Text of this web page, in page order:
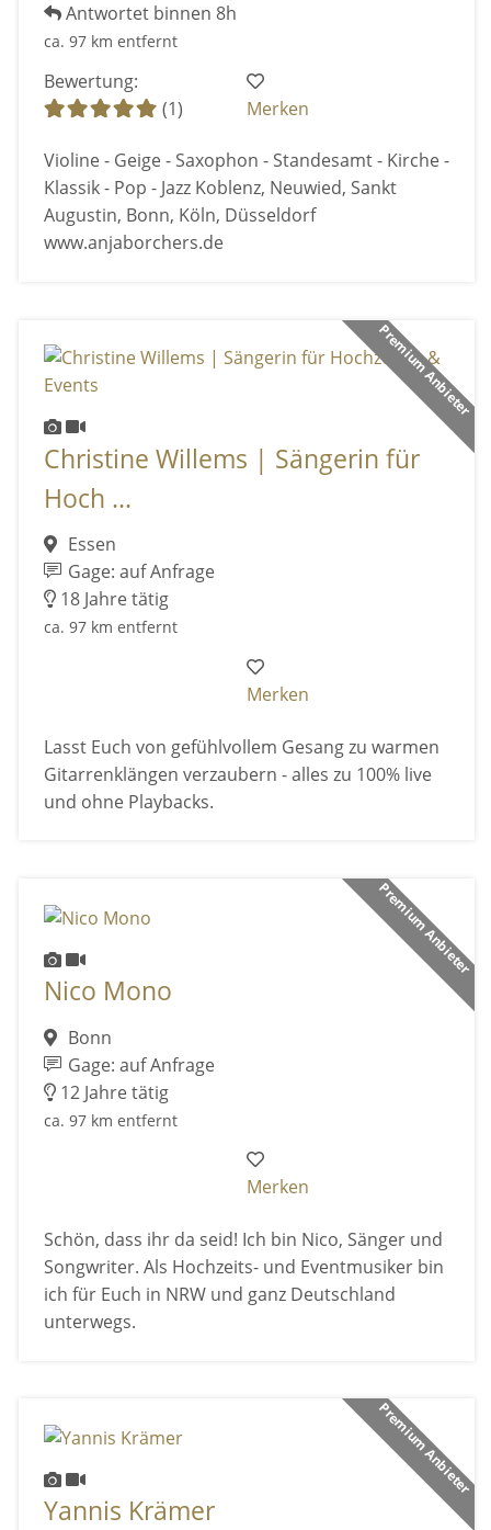
Antwortet binnen 8h
ca. 97 km entfernt
Bewertung:
(1)
Merken
Violine - Geige - Saxophon - Standesamt - Kirche -
Klassik - Pop - Jazz Koblenz, Neuwied, Sankt
Augustin, Bonn, Köln, Düsseldorf
www.anjaborchers.de
Premium Anbieter
Christine Willems | Sängerin für
Hoch ...
Essen
Gage: auf Anfrage
18 Jahre tätig
ca. 97 km entfernt
Merken
Lasst Euch von gefühlvollem Gesang zu warmen
Gitarrenklängen verzaubern - alles zu 100% live
und ohne Playbacks.
Premium Anbieter
Nico Mono
Bonn
Gage: auf Anfrage
12 Jahre tätig
ca. 97 km entfernt
Merken
Schön, dass ihr da seid! Ich bin Nico, Sänger und
Songwriter. Als Hochzeits- und Eventmusiker bin
ich für Euch in NRW und ganz Deutschland
unterwegs.
Premium Anbieter
Yannis Krämer